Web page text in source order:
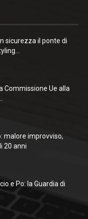
sicurezza il ponte di
Commissione Ue alla
malore improvviso,
20 anni
e Po: la Guardia di